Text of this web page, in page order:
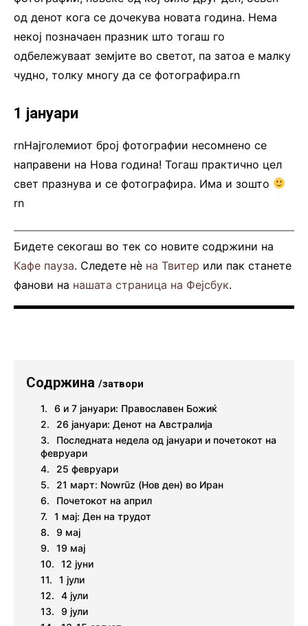
од денот кога се дочекува новата година. Нема
некој позначаен празник што тогаш го
одбележуваат земјите во светот, па затоа е малку
чудно, толку многу да се фотографира.rn
1 јануари
rnНајголемиот број фотографии несомнено се
направени на Нова година! Тогаш практично цел
свет празнува и се фотографира. Има и зошто
rn
Бидете секогаш во тек со новите содржини на
Кафе пауза. Следете нè на Твитер или пак станете
фанови на нашата страница на Фејсбук.
Содржина /затвори
6 и 7 јануари: Православен Божиќ
26 јануари: Денот на Австралија
Последната недела од јануари и почетокот на
февруари
25 февруари
21 март: Nowrūz (Нов ден) во Иран
Почетокот на април
1 мај: Ден на трудот
9 мај
19 мај
12 јуни
1 јули
4 јули
9 јули